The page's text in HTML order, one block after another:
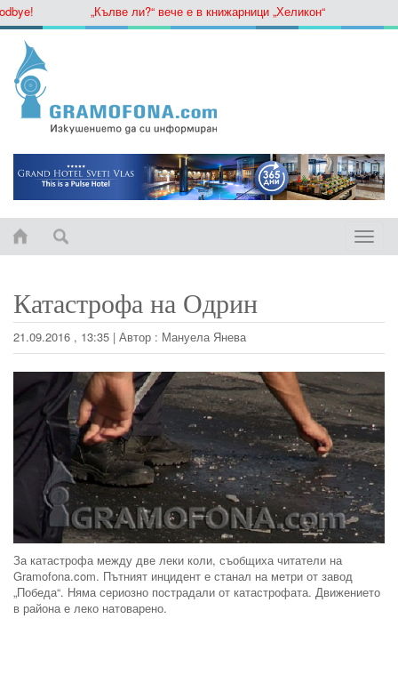
„Кълве ли?“ вече е в книжарници „Хеликон“
Toggle
Катастрофа на Одрин
21.09.2016 , 13:35 | Автор : Мануела Янева
За катастрофа между две леки коли, съобщиха читатели на
Gramofona.com. Пътният инцидент е станал на метри от завод
„Победа“. Няма сериозно пострадали от катастрофата. Движението
в района е леко натоварено.